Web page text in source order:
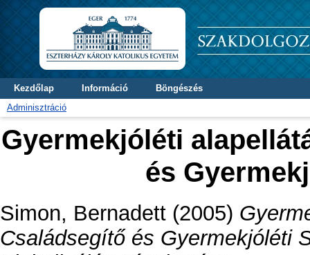
Kezdőlap Információ
Böngészés
Adminisztráció
Gyermekjóléti
és
Simon, Bernadett (2005)
Családsegítő és Gyermekjóléti